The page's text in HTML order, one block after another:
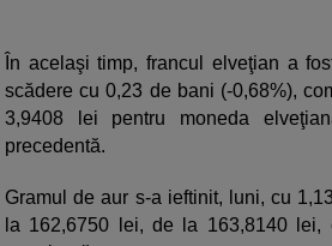
În acelaşi timp, francul elveţian a
scădere cu 0,23 de bani (-0,68%),
3,9408 lei pentru moneda
precedentă.
Gramul de aur s-a ieftinit, luni, cu
la 162,6750 lei, de la 163,8140 lei,